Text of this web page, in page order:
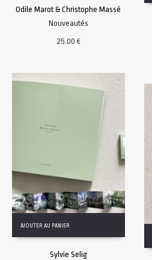
Odile Marot & Christophe Massé
Nouveautés
25.00€
AJOUTER AU PANIER
Sylvie Selig